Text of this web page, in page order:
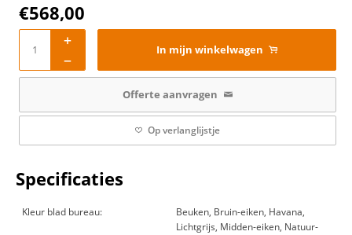
€568,00
In mijn winkelwagen
Offerte aanvragen
Op verlanglijstje
Specificaties
Kleur blad bureau:
Beuken, Bruin-eiken, Havana,
Lichtgrijs, Midden-eiken, Natuur-